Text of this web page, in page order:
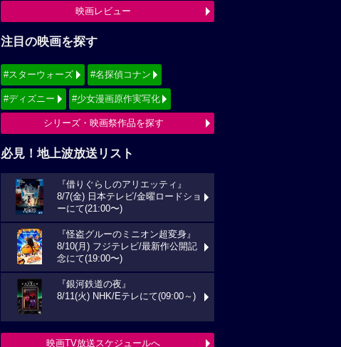
映画レビュー
注目の映画を探す
#スターウォーズ #名探偵コナン
#ディズニー #少女漫画原作実写化
シリーズ・映画祭作品を探す
必見！地上波放送リスト
『借りぐらしのアリエッティ』
8/7(金) 日本テレビ/金曜ロードショ
ーにて(21:00〜)
『怪盗グルーのミニオン超変身』
8/10(月) フジテレビ/最新作公開記
念にて(19:00〜)
『銀河鉄道の夜』
8/11(火) NHK/Eテレにて(09:00～)
映画TV放送スケジュールへ